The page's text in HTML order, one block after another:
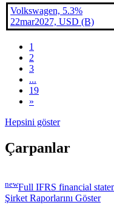
Volkswagen, 5.3%
22mar2027, USD (B)
1
2
3
...
19
»
Hepsini göster
Çarpanlar
newFull IFRS financial
Şirket Raporlarını Göster